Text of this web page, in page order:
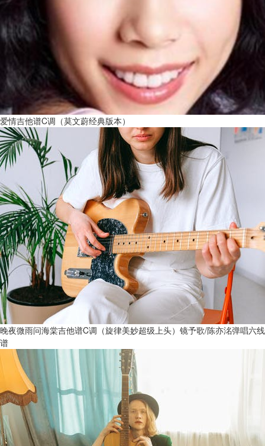
爱情吉他谱C调（莫文蔚经典版本）
晚夜微雨问海棠吉他谱C调（旋律美妙超级上头）镜予歌/陈亦洺弹唱六线
谱